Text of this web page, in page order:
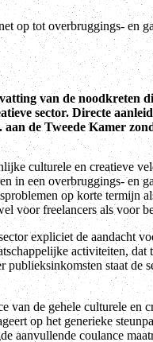
op tot overbruggings- en
van de noodkreten
sector. Directe
de Tweede Kamer
culturele en creatieve
in een overbruggings- en
op korte termijn
voor freelancers als voor
expliciet de aandacht
activiteiten,
publieksinkomsten staat de
van de gehele culturele en
op het generieke
aanvullende coulance